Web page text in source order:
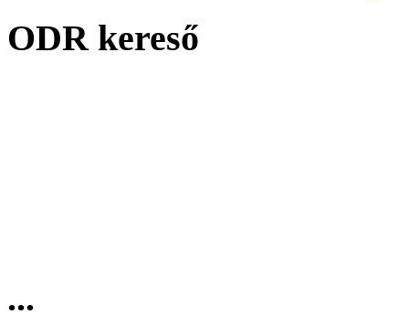
ODR kereső
...